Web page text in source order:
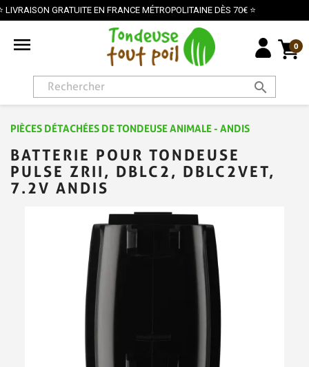
DÈS 70€ ⭐ PAIEMENT SÉCURISÉ PAR
 0
search
PIÈCES DÉTACHÉES DE TONDEUSE ANIMALE - ANDIS
BATTERIE POUR TONDEUSE
PULSE ZRII, DBLC2, DBLC2VET,
7.2V ANDIS